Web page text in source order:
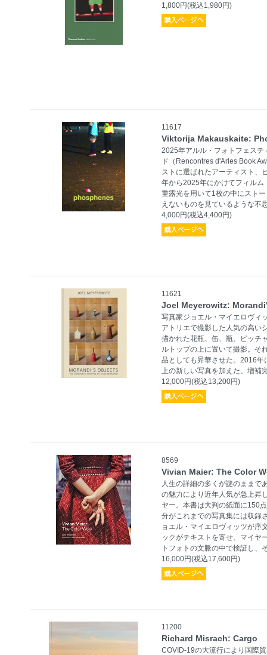
1,800円(税込1,980円)
11617
Viktorija Makauskaite:
2025年アルル・フォトフェス
ド（Rencontres d'Arles Book
ストに選ばれたアーティスト、
年から2025年にかけてフィル
重露光を用いて1枚の中にスト
えないものを見ているような不
4,000円(税込4,400円)
11621
Joel Meyerowitz:
写真家ジョエル・マイエロヴィ
アトリエで撮影した人気の高い
描かれた花瓶、缶、瓶、ピッチ
ルトップの上に置いて撮影。そ
品としても昇華させた。2016
上の新しい写真を加えた、増補
12,000円(税込13,200円)
8569
Vivian Maier: The Color
人生の詳細の多くが謎のままで
の魅力により近年人気が急上昇
ヤー。本書は大判の紙面に150
分がこれまでの写真集には収録
ョエル・マイエロヴィッツが序
ックがテキストを寄せ、マイヤ
トフォトの文脈の中で検証し、
16,000円(税込17,600円)
11200
Richard Misrach: Cargo
COVID-19の大流行により国際